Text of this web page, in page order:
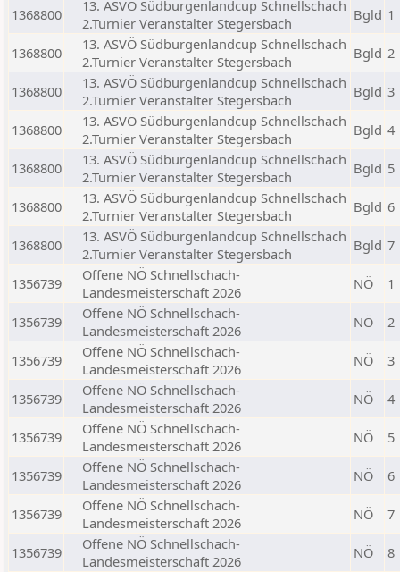
1368800
13. ASVÖ Südburgenlandcup Schnellschach
2.Turnier Veranstalter Stegersbach
Bgld 1
1368800
13. ASVÖ Südburgenlandcup Schnellschach
2.Turnier Veranstalter Stegersbach
Bgld 2
1368800
13. ASVÖ Südburgenlandcup Schnellschach
2.Turnier Veranstalter Stegersbach
Bgld 3
1368800
13. ASVÖ Südburgenlandcup Schnellschach
2.Turnier Veranstalter Stegersbach
Bgld 4
1368800
13. ASVÖ Südburgenlandcup Schnellschach
2.Turnier Veranstalter Stegersbach
Bgld 5
1368800
13. ASVÖ Südburgenlandcup Schnellschach
2.Turnier Veranstalter Stegersbach
Bgld 6
1368800
13. ASVÖ Südburgenlandcup Schnellschach
2.Turnier Veranstalter Stegersbach
Bgld 7
1356739
Offene NÖ Schnellschach-
Landesmeisterschaft 2026
NÖ 1
1356739
Offene NÖ Schnellschach-
Landesmeisterschaft 2026
NÖ 2
1356739
Offene NÖ Schnellschach-
Landesmeisterschaft 2026
NÖ 3
1356739
Offene NÖ Schnellschach-
Landesmeisterschaft 2026
NÖ 4
1356739
Offene NÖ Schnellschach-
Landesmeisterschaft 2026
NÖ 5
1356739
Offene NÖ Schnellschach-
Landesmeisterschaft 2026
NÖ 6
1356739
Offene NÖ Schnellschach-
Landesmeisterschaft 2026
NÖ 7
1356739
Offene NÖ Schnellschach-
Landesmeisterschaft 2026
NÖ 8